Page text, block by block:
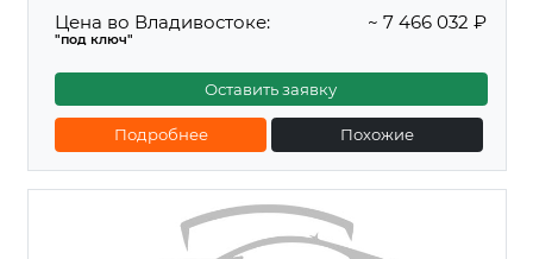
Цена во Владивостоке:
"под ключ"
~ 7 466 032 ₽
Оставить заявку
Подробнее Похожие